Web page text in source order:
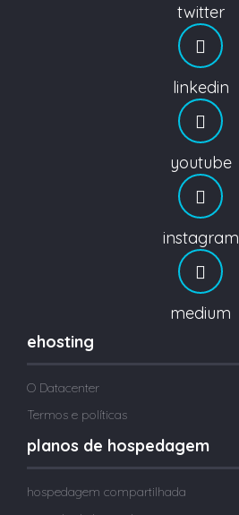
twitter
linkedin
youtube
instagram
medium
ehosting
O Datacenter
Termos e políticas
planos de hospedagem
hospedagem compartilhada